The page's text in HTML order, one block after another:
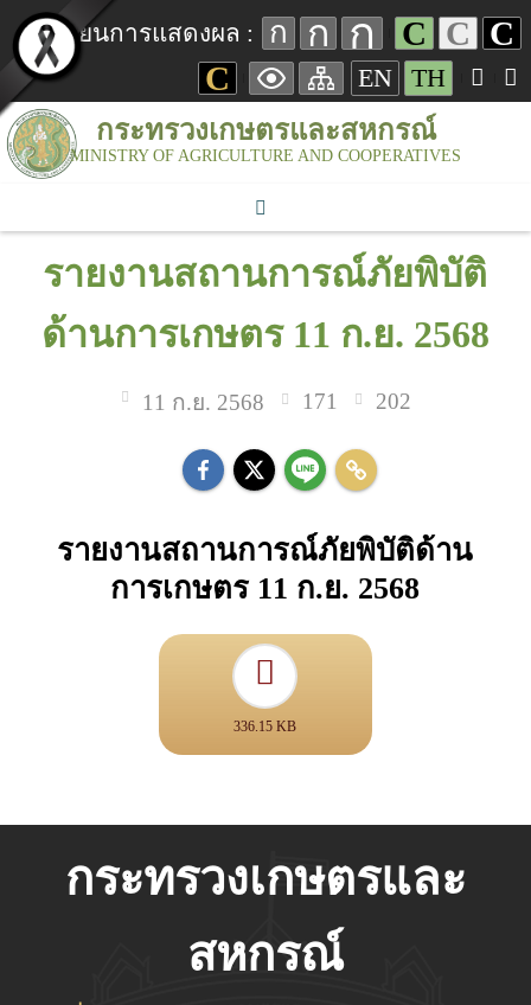
เปลี่ยนการแสดงผล : ก ก ก C C C
C
EN TH
กระทรวงเกษตรและสหกรณ์
MINISTRY OF AGRICULTURE AND COOPERATIVES
รายงานสถานการณ์ภัยพิบัติ
ด้านการเกษตร 11 ก.ย. 2568
11 ก.ย. 2568 171 202
รายงานสถานการณ์ภัยพิบัติด้าน
การเกษตร 11 ก.ย. 2568
336.15 KB
กระทรวงเกษตรและ
สหกรณ์